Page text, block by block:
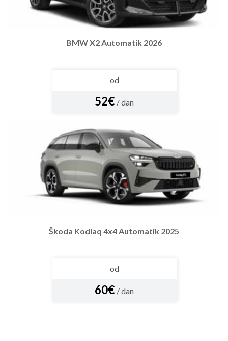
BMW X2 Automatik 2026
od
52€/ dan
Škoda Kodiaq 4x4 Automatik 2025
od
60€/ dan